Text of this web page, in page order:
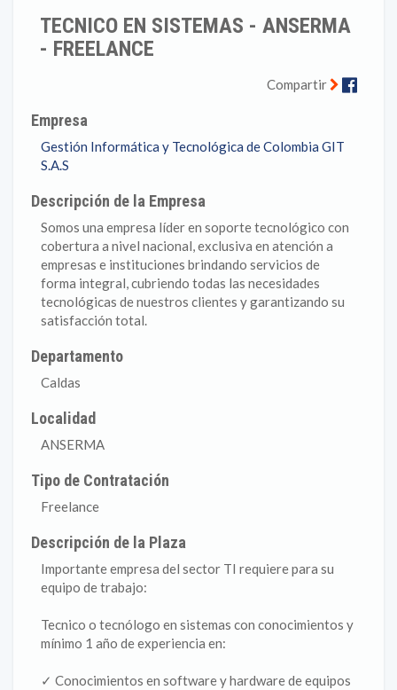
TECNICO EN SISTEMAS - ANSERMA
- FREELANCE
Compartir
Empresa
Gestión Informática y Tecnológica de Colombia GIT
S.A.S
Descripción de la Empresa
Somos una empresa líder en soporte tecnológico con
cobertura a nivel nacional, exclusiva en atención a
empresas e instituciones brindando servicios de
forma integral, cubriendo todas las necesidades
tecnológicas de nuestros clientes y garantizando su
satisfacción total.
Departamento
Caldas
Localidad
ANSERMA
Tipo de Contratación
Freelance
Descripción de la Plaza
Importante empresa del sector TI requiere para su
equipo de trabajo:
Tecnico o tecnólogo en sistemas con conocimientos y
mínimo 1 año de experiencia en:
✓ Conocimientos en software y hardware de equipos